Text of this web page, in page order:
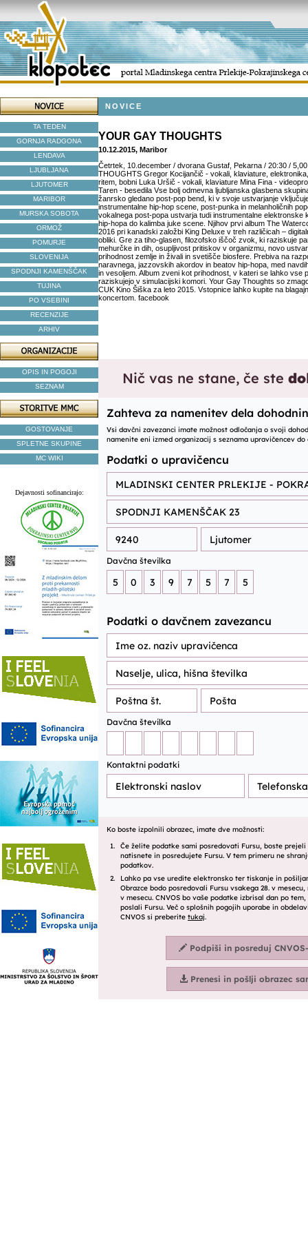
TA TEDEN
GORNJA RADGONA
LENDAVA
LJUBLJANA
LJUTOMER
MARIBOR
MURSKA SOBOTA
ORMOŽ
POMURJE
SLOVENIJA
SPODNJI KAMENŠČAK
TUJINA
PO VSEBINI
RECENZIJE
ARHIV
OPIS IN POGOJI
SEZNAM
GOSTOVANJE
SPLETNE SKUPINE
MC WIKI
Dejavnosti sofinancirajo:
NOVICE
YOUR GAY THOUGHTS
10.12.2015, Maribor
Četrtek, 10.december / dvorana Gustaf, Pekarna / 20:30 /
THOUGHTS Gregor Kocijančič - vokali, klaviature,
ritem, bobni Luka Uršič - vokali, klaviature Mina Fina -
Taren - besedila Vse bolj odmevna ljubljanska glasbena
žanrsko gledano post-pop bend, ki v svoje ustvarjanje
instrumentalne hip-hop scene, post-punka in melanholičnih
vokalnega post-popa ustvarja tudi instrumentalne elektronske
hip-hopa do kalimba juke scene. Njihov prvi album The
2016 pri kanadski založbi King Deluxe v treh različicah –
obliki. Gre za tiho-glasen, filozofsko iščoč zvok, ki raziskuje
mehurčke in dih, osupljivost pritiskov v organizmu, novo
prihodnost zemlje in živali in svetišče biosfere. Prebiva na
naravnega, jazzovskih akordov in beatov hip-hopa, med
in vesoljem. Album zveni kot prihodnost, v kateri se lahko vse
raziskujejo v simulacijski komori. Your Gay Thoughts so
CUK Kino Šiška za leto 2015. Vstopnice lahko kupite na
koncertom. facebook